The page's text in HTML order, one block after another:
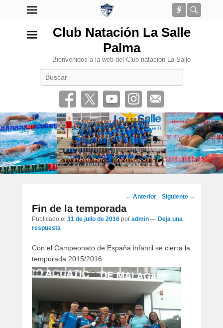
Conectar
Club Natación La Salle
Palma
Bienvenidos a la web del Club natación La Salle
•
Navegación
por
los
← Anterior Siguiente →
Fin de la temporada
Publicado el 31 de julio de 2016 por admin — Deja una
respuesta
Con el Campeonato de España infantil se cierra la
temporada 2015/2016